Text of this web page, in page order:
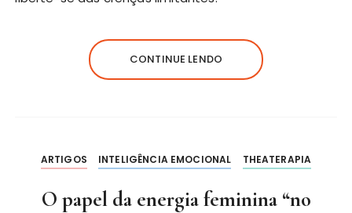
CONTINUE LENDO
ARTIGOS INTELIGÊNCIA EMOCIONAL THEATERAPIA
O papel da energia feminina “no